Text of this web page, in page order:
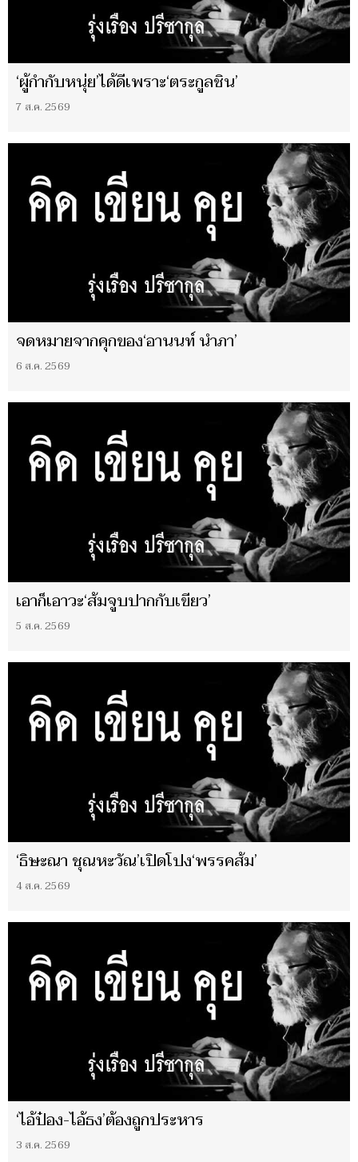
‘ผู้กำกับหนุ่ย’ได้ดีเพราะ‘ตระกูลชิน’
7 ส.ค. 2569
จดหมายจากคุกของ‘อานนท์ นำภา’
6 ส.ค. 2569
เอาก็เอาวะ‘ส้มจูบปากกับเขียว’
5 ส.ค. 2569
‘ธิษะณา ชุณหะวัณ’เปิดโปง‘พรรคส้ม’
4 ส.ค. 2569
‘ไอ้ป๋อง-ไอ้ธง’ต้องถูกประหาร
3 ส.ค. 2569